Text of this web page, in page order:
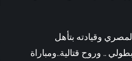
وقيادته بتأهل
بطولي .. وروح قتالية..ومباراة